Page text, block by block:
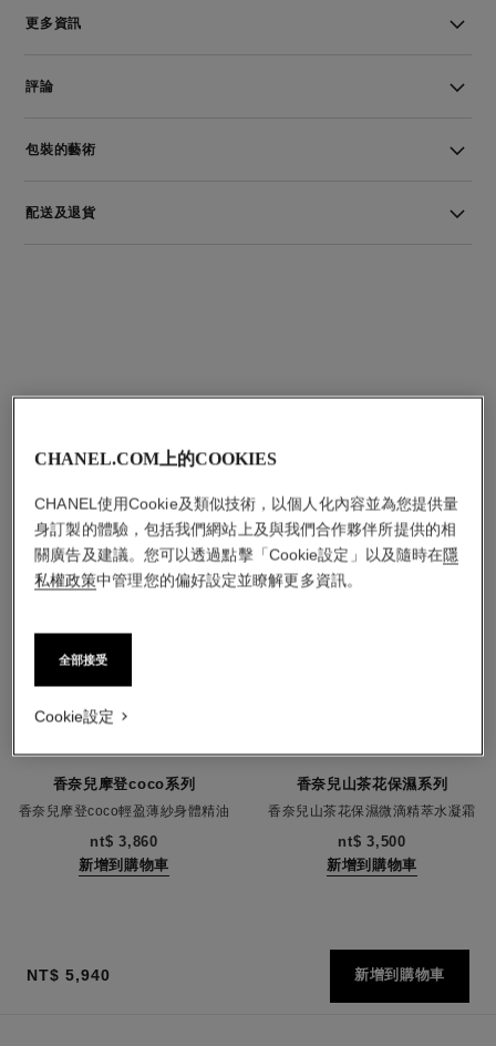
更多資訊
評論
包裝的藝術
配送及退貨
香奈兒摩登coco系列
香奈兒摩登coco輕盈薄紗身體精油
nt$ 3,860
新增到購物車
香奈兒山茶花保濕系列
香奈兒山茶花保濕微滴精萃水凝霜
nt$ 3,500
新增到購物車
NT$ 5,940 新增到購物車
CHANEL.COM上的COOKIES
CHANEL使用Cookie及類似技術，以個人化內容並為您提供量
身訂製的體驗，包括我們網站上及與我們合作夥伴所提供的相
關廣告及建議。您可以透過點擊「Cookie設定」以及隨時在隱
私權政策中管理您的偏好設定並瞭解更多資訊。
全部接受
Cookie設定